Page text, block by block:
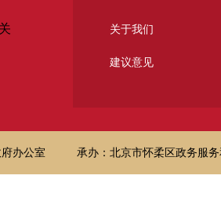
关于我们
建议意见
办公室 承办：北京市怀柔区政务服